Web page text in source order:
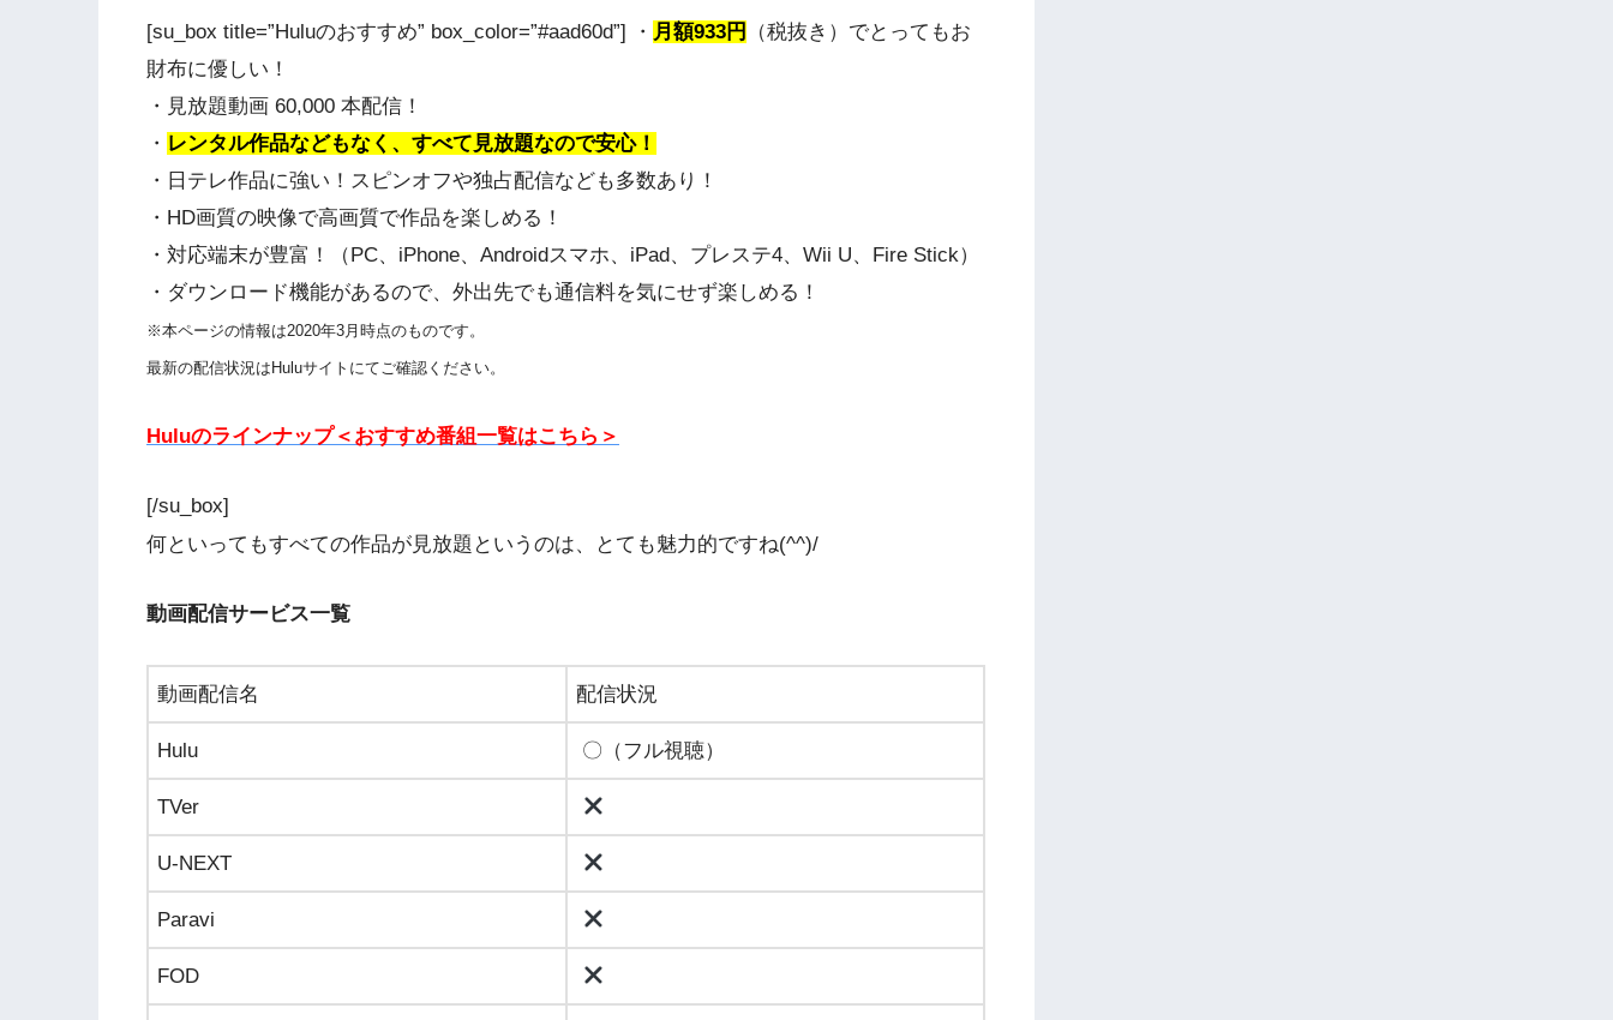
[su_box title=”Huluのおすすめ” box_color=”#aad60d”] ・ 月額933円
（税抜き）でとってもお
財布に優しい！
・見放題動画 60,000 本配信！
・ レンタル作品などもなく、すべて見放題なので安心！
・日テレ作品に強い！スピンオフや独占配信なども多数あり！
・HD画質の映像で高画質で作品を楽しめる！
・対応端末が豊富！（PC、iPhone、Androidスマホ、iPad、プレステ4、Wii U、Fire Stick）
・ダウンロード機能があるので、外出先でも通信料を気にせず楽しめる！
※本ページの情報は2020年3月時点のものです。
最新の配信状況はHuluサイトにてご確認ください。
Huluのラインナップ＜おすすめ番組一覧はこちら＞
[/su_box]
何といってもすべての作品が見放題というのは、とても魅力的ですね(^^)/
動画配信サービス一覧
動画配信名 配信状況
Hulu 〇（フル視聴）
TVer
U-NEXT
Paravi
FOD